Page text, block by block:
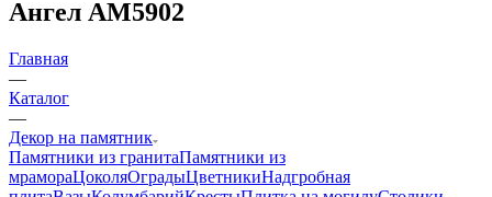
Ангел AM5902
Главная
—
Каталог
—
Декор на памятник
Памятники из гранитаПамятники из
мрамораЦоколяОградыЦветникиНадгробная